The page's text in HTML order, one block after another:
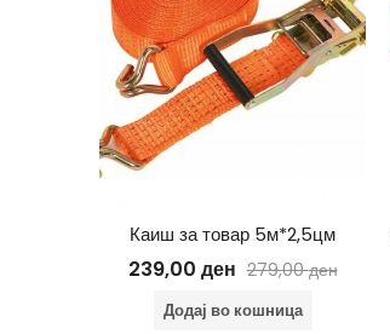
Каиш за товар 5м*2,5цм
239,00 ден 279,00ден
Додај во кошница